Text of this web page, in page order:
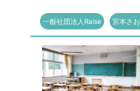
一般社団法人Raise 宮本さ